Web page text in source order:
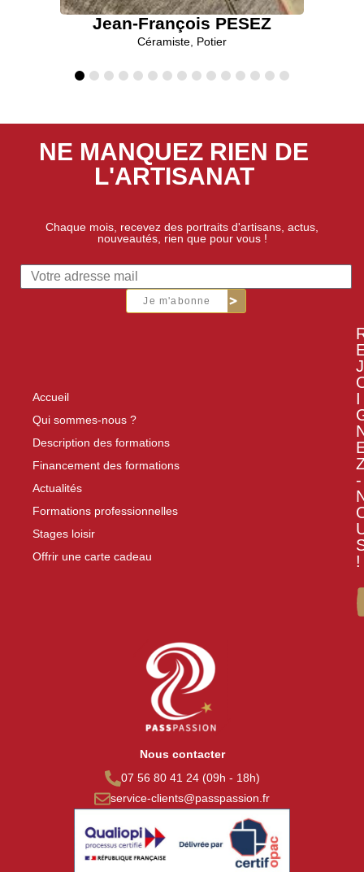
Jean-François PESEZ
Céramiste Potier
NE MANQUEZ RIEN DE
L'ARTISANAT
Chaque mois, recevez des portraits d'artisans, actus,
nouveautés, rien que pour vous !
Je m'abonne
Accueil
Qui sommes-nous ?
Description des formations
Financement des formations
Actualités
Formations professionnelles
Stages loisir
Offrir une carte cadeau
J
I
-
!
Nous contacter
07 56 80 41 24 (09h - 18h)
service-clients@passpassion.fr